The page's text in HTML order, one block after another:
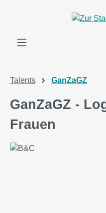
Talents GanZaGZ
GanZaGZ -
Frauen